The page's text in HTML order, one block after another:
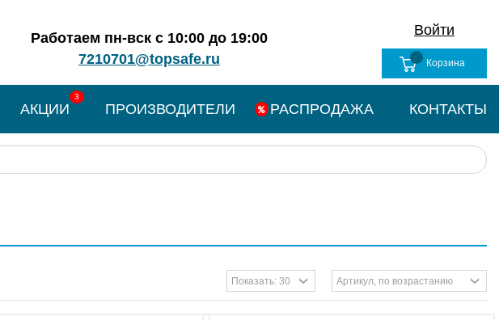
Войти
Корзина
Работаем пн-вск с 10:00 до 19:00
7210701@topsafe.ru
3
АКЦИИ ПРОИЗВОДИТЕЛИ РАСПРОДАЖА КОНТАКТЫ